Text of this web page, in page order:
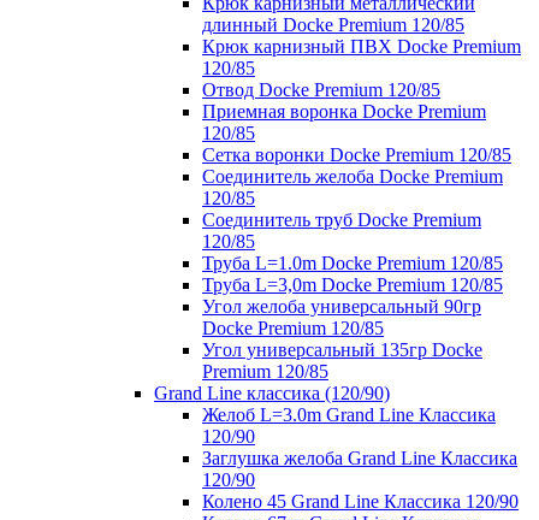
длинный Docke Premium 120/85
Крюк карнизный ПВХ Docke Premium
120/85
Отвод Docke Premium 120/85
Приемная воронка Docke Premium
120/85
Сетка воронки Docke Premium 120/85
Соединитель желоба Docke Premium
120/85
Соединитель труб Docke Premium
120/85
Труба L=1.0m Docke Premium 120/85
Труба L=3,0m Docke Premium 120/85
Угол желоба универсальный 90гр
Docke Premium 120/85
Угол универсальный 135гр Docke
Premium 120/85
Grand Line классика (120/90)
Желоб L=3.0m Grand Line Классика
120/90
Заглушка желоба Grand Line Классика
120/90
Колено 45 Grand Line Классика 120/90